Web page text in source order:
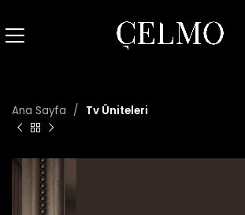
Ana Sayfa Tv Üniteleri